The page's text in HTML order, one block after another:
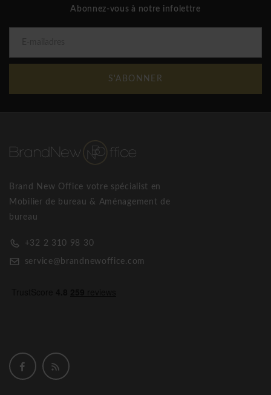
Abonnez-vous à notre infolettre
S'ABONNER
Brand New Office votre spécialist en
Mobilier de bureau & Aménagement de
bureau
+32 2 310 98 30
service@brandnewoffice.com